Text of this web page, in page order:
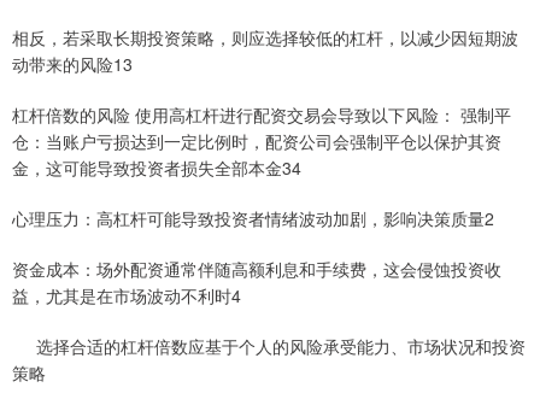
相反，若采取长期投资策略，则应选择较低的杠杆，以减少因短期波
动带来的风险13
杠杆倍数的风险 使用高杠杆进行配资交易会导致以下风险： 强制平
仓：当账户亏损达到一定比例时，配资公司会强制平仓以保护其资
金，这可能导致投资者损失全部本金34
心理压力：高杠杆可能导致投资者情绪波动加剧，影响决策质量2
资金成本：场外配资通常伴随高额利息和手续费，这会侵蚀投资收
益，尤其是在市场波动不利时4
选择合适的杠杆倍数应基于个人的风险承受能力、市场状况和投资
策略